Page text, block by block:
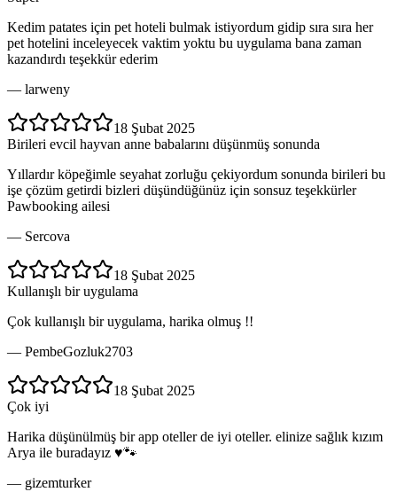
Kedim patates için pet hoteli bulmak istiyordum gidip sıra sıra her
pet hotelini inceleyecek vaktim yoktu bu uygulama bana zaman
kazandırdı teşekkür ederim
— larweny
18 Şubat 2025
Birileri evcil hayvan anne babalarını düşünmüş sonunda
Yıllardır köpeğimle seyahat zorluğu çekiyordum sonunda birileri bu
işe çözüm getirdi bizleri düşündüğünüz için sonsuz teşekkürler
Pawbooking ailesi
— Sercova
18 Şubat 2025
Kullanışlı bir uygulama
Çok kullanışlı bir uygulama, harika olmuş !!
— PembeGozluk2703
18 Şubat 2025
Çok iyi
Harika düşünülmüş bir app oteller de iyi oteller. elinize sağlık kızım
Arya ile buradayız ♥️🐾
— gizemturker